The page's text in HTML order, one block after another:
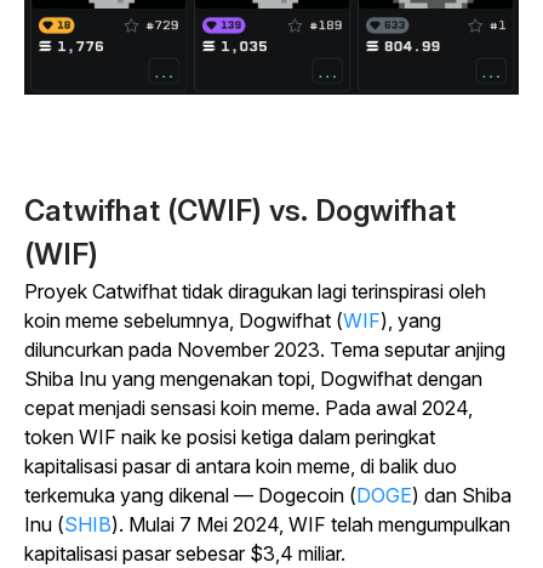
Catwifhat (CWIF) vs. Dogwifhat
(WIF)
Proyek Catwifhat tidak diragukan lagi terinspirasi oleh
koin meme sebelumnya, Dogwifhat (WIF), yang
diluncurkan pada November 2023. Tema seputar anjing
Shiba Inu yang mengenakan topi, Dogwifhat dengan
cepat menjadi sensasi koin meme. Pada awal 2024,
token WIF naik ke posisi ketiga dalam peringkat
kapitalisasi pasar di antara koin meme, di balik duo
terkemuka yang dikenal — Dogecoin (DOGE) dan Shiba
Inu (SHIB). Mulai 7 Mei 2024, WIF telah mengumpulkan
kapitalisasi pasar sebesar $3,4 miliar.